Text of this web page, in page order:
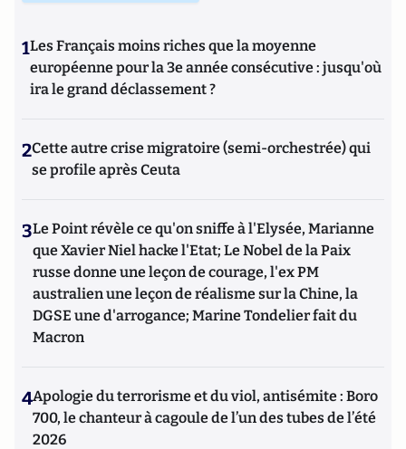
1Les Français moins riches que la moyenne
européenne pour la 3e année consécutive : jusqu'où
ira le grand déclassement ?
2Cette autre crise migratoire (semi-orchestrée) qui
se profile après Ceuta
3Le Point révèle ce qu'on sniffe à l'Elysée, Marianne
que Xavier Niel hacke l'Etat; Le Nobel de la Paix
russe donne une leçon de courage, l'ex PM
australien une leçon de réalisme sur la Chine, la
DGSE une d'arrogance; Marine Tondelier fait du
Macron
4Apologie du terrorisme et du viol, antisémite : Boro
700, le chanteur à cagoule de l’un des tubes de l’été
2026